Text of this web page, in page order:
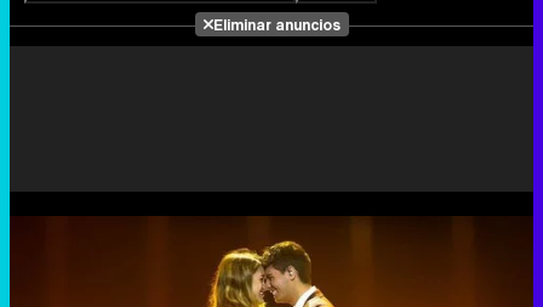
Eliminar anuncios